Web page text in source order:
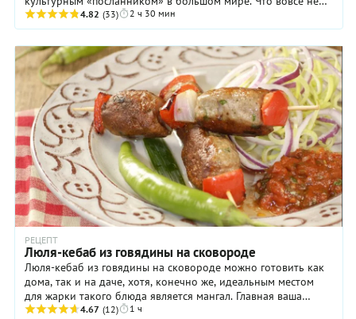
удивительно: оно готовится из вполне ...
4.82 (33) 2 ч 30 мин
РЕЦЕПТ
Люля-кебаб из говядины на сковороде
Люля-кебаб из говядины на сковороде можно готовить как
дома, так и на даче, хотя, конечно же, идеальным местом
для жарки такого блюда является мангал. Главная ваша
задача в данном случае — ...
4.67 (12) 1 ч